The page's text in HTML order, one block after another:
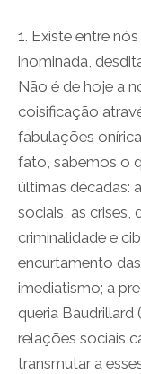
1. Existe entre
inominada,
Não é de hoje a
coisificação
fabulações
fato, sabemos o
últimas décadas:
sociais, as crises,
criminalidade e
encurtamento
imediatismo; a
queria Baudrillard
relações sociais
transmutar a